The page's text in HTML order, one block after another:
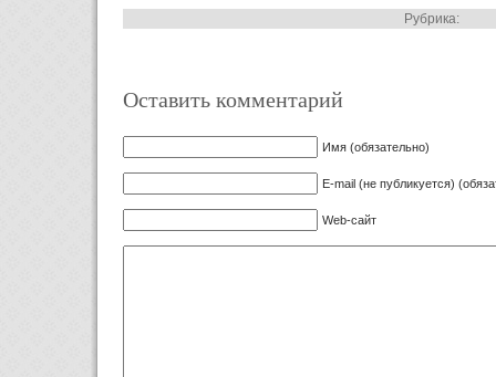
Рубрика:
Оставить комментарий
Имя (обязательно)
E-mail (не публикуется)
Web-сайт